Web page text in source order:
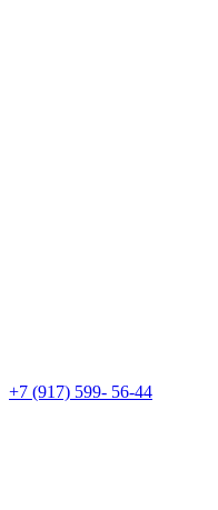
+7 (917) 599- 56-44